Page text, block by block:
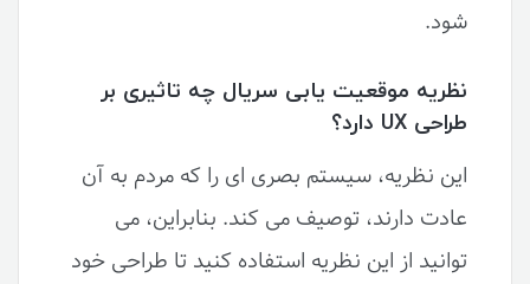
شود.
نظریه موقعیت یابی سریال چه تاثیری بر
طراحی UX دارد؟
این نظریه، سیستم بصری ای را که مردم به آن
عادت دارند، توصیف می کند. بنابراین، می
توانید از این نظریه استفاده کنید تا طراحی خود